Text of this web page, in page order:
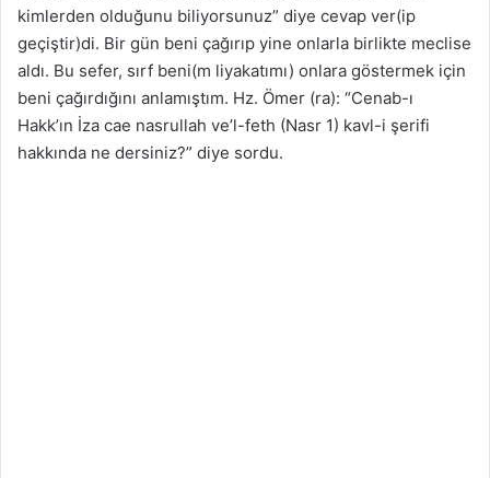
kimlerden olduğunu biliyorsunuz” diye cevap ver(ip
geçiştir)di. Bir gün beni çağırıp yine onlarla birlikte meclise
aldı. Bu sefer, sırf beni(m liyakatımı) onlara göstermek için
beni çağırdığını anlamıştım. Hz. Ömer (ra): “Cenab-ı
Hakk’ın İza cae nasrullah ve’l-feth (Nasr 1) kavl-i şerifi
hakkında ne dersiniz?” diye sordu.